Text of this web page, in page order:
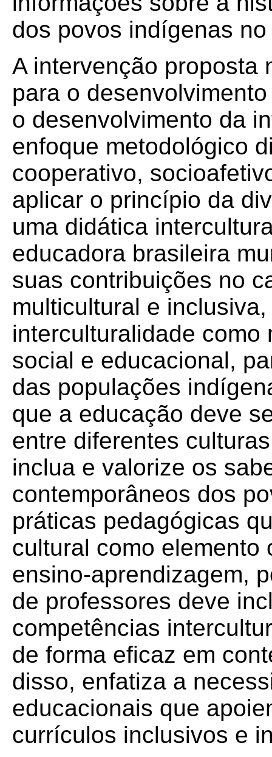
dos povos indígenas
A intervenção proposta
para o
o desenvolvimento da
enfoque metodológico
cooperativo,
aplicar o princípio da
uma didática
educadora brasileira
suas contribuições no
multicultural e
interculturalidade como
social e educacional,
das populações
que a educação deve
entre diferentes
inclua e valorize os
contemporâneos dos
práticas pedagógicas
cultural como elemento
ensino-aprendizagem,
de professores deve
competências
de forma eficaz em
disso, enfatiza a
educacionais que
currículos inclusivos e